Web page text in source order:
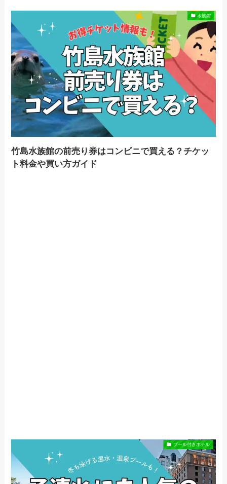
水族館
竹島水族館の前売り券はコンビニで買える？チケッ
ト料金や買い方ガイド
プール付きホテル